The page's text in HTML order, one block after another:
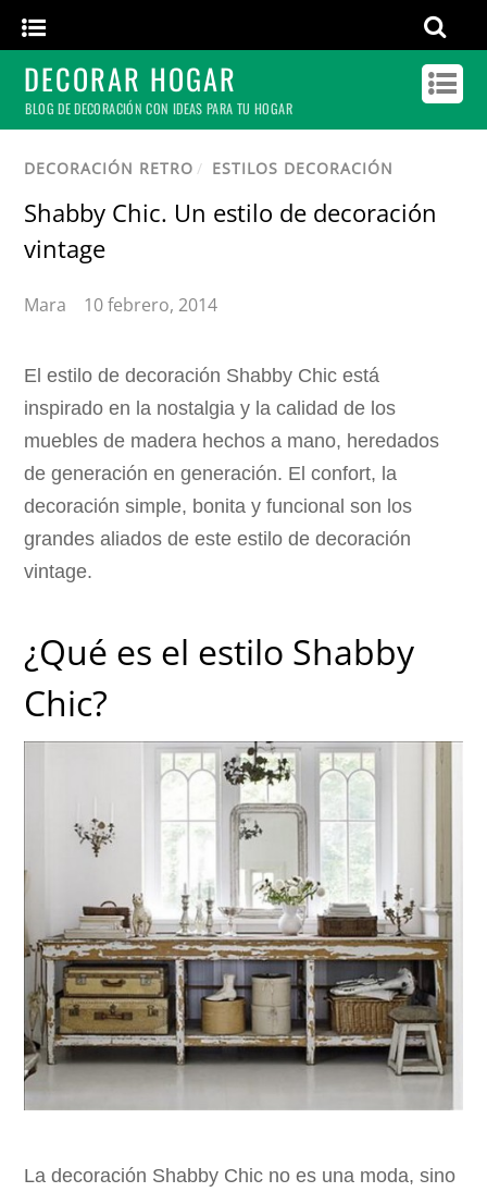
DECORAR HOGAR
BLOG DE DECORACIÓN CON IDEAS PARA TU HOGAR
DECORACIÓN RETRO / ESTILOS DECORACIÓN
Shabby Chic. Un estilo de decoración
vintage
Mara 10 febrero, 2014
El estilo de decoración Shabby Chic está
inspirado en la nostalgia y la calidad de los
muebles de madera hechos a mano, heredados
de generación en generación. El confort, la
decoración simple, bonita y funcional son los
grandes aliados de este estilo de decoración
vintage.
¿Qué es el estilo Shabby
Chic?
La decoración Shabby Chic no es una moda, sino